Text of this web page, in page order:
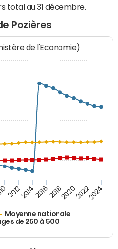
total au 31 décembre.
Pozières
de l'Economie)
Moyenne nationale
de 250 à 500
2012201420162018202020222024